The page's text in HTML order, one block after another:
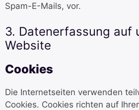
Spam-E-Mails, vor.
3. Datenerfassung auf
Website
Cookies
Die Internetseiten verwenden
Cookies. Cookies richten auf